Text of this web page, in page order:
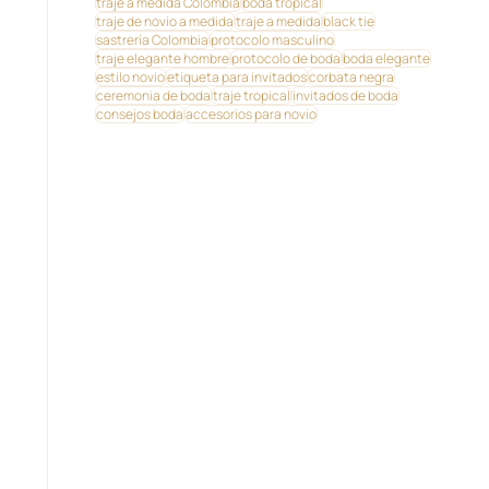
traje de novio a medidatraje a medidablack tie
sastrería Colombiaprotocolo masculino
traje elegante hombreprotocolo de bodaboda elegante
estilo novioetiqueta para invitadoscorbata negra
ceremonia de bodatraje tropicalinvitados de boda
consejos bodaaccesorios para novio